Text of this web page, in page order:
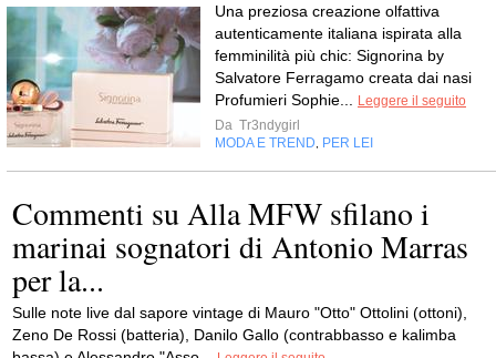
Una preziosa creazione olfattiva
autenticamente italiana ispirata alla
femminilità più chic: Signorina by
Salvatore Ferragamo creata dai nasi
Profumieri Sophie...
Leggere il seguito
Da Tr3ndygirl
MODA E TREND
PER LEI
Commenti su Alla MFW sfilano i
marinai sognatori di Antonio Marras
per la...
Sulle note live dal sapore vintage di Mauro "Otto" Ottolini (ottoni),
Zeno De Rossi (batteria), Danilo Gallo (contrabbasso e kalimba